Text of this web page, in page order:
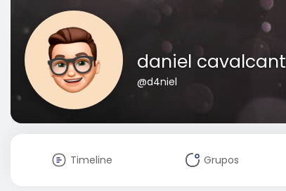
daniel
@d4niel
Timeline Grupos